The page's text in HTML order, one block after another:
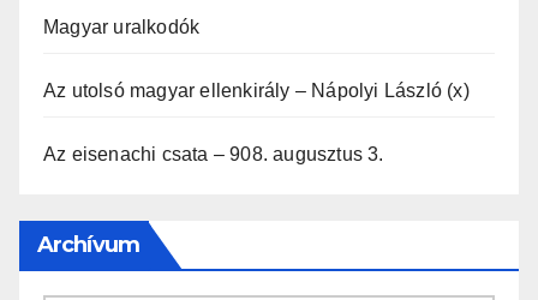
Magyar uralkodók
Az utolsó magyar ellenkirály – Nápolyi László (x)
Az eisenachi csata – 908. augusztus 3.
Archívum